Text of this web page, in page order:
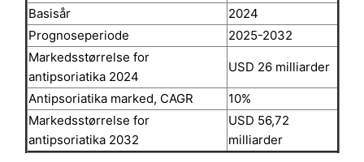
Basisår
2024
Prognoseperiode
2025-2032
Markedsstørrelse for
antipsoriatika 2024
USD 26 milliarder
Antipsoriatika marked, CAGR
10%
Markedsstørrelse for
antipsoriatika 2032
USD 56,72
milliarder